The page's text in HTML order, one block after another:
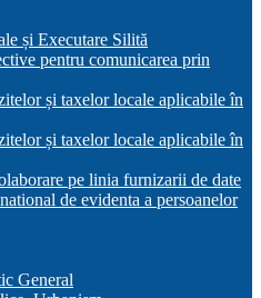
și Executare Silită
pentru comunicarea prin
și taxelor locale aplicabile în
și taxelor locale aplicabile în
pe linia furnizarii de date
de evidenta a persoanelor
General